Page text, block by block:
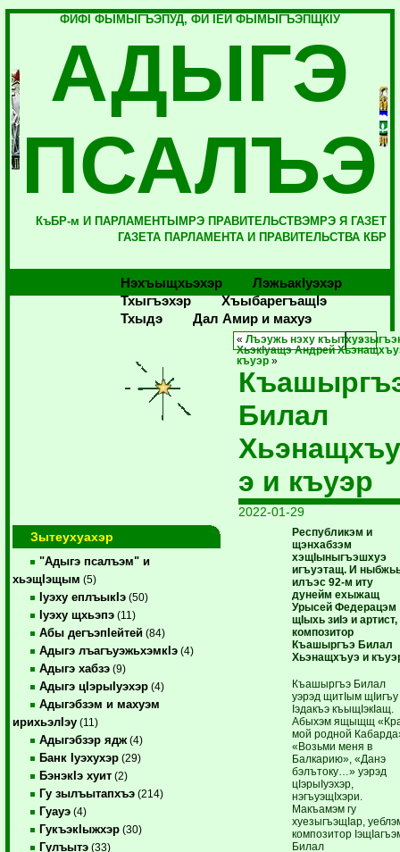
ФИФI ФЫМЫГЪЭПУД, ФИ IЕЙ ФЫМЫГЪЭПЩКIУ
АДЫГЭ
ПСАЛЪЭ
КъБР-м И ПАРЛАМЕНТЫМРЭ ПРАВИТЕЛЬСТВЭМРЭ Я ГАЗЕТ
ГАЗЕТА ПАРЛАМЕНТА И ПРАВИТЕЛЬСТВА КБР
Нэхъыщхьэхэр
Лэжьакlуэхэр
Тхыгъэхэр
Хъыбарегъащlэ
Тхыдэ
Дал Амир и махуэ
Зытеухуахэр
"Адыгэ псалъэм" и
хьэщIэщым (5)
Iуэху еплъыкIэ (50)
Iуэху щхьэпэ (11)
Абы дегъэпIейтей (84)
Адыгэ лъагъуэжьхэмкIэ (4)
Адыгэ хабзэ (9)
Адыгэ цIэрыIуэхэр (4)
Адыгэбзэм и махуэм
ирихьэлIэу (11)
Адыгэбзэр ядж (4)
Банк Iуэхухэр (29)
БэнэкIэ хуит (2)
Гу зылъытапхъэ (214)
Гуауэ (4)
ГукъэкIыжхэр (30)
Гулъытэ (33)
«Лъэужь нэху
ХьэкIуащэ Андрей
къуэр »
Билал
э и къуэр
2022-01-29
Республикэм и
щэнхабзэм
хэщIыныгъэшхуэ
игъуэтащ. И
илъэс 92-м иту
дунейм ехыжащ
Урысей Федерацэм
щIыхь зиIэ и артист,
композитор
Къашыргъэ Билал
Хьэнащхъуэ и
Къашыргъэ Билал
уэрэд щитIым щIигъу
Iэдакъэ къыщIэкIащ.
Абыхэм ящыщщ
мой родной
«Возьми меня в
Балкарию», «Данэ
бэлътоку…» уэрэд
цIэрыIуэхэр,
нэгъуэщIхэри.
Макъамэм гу
хуезыгъэщIар,
композитор
Билал